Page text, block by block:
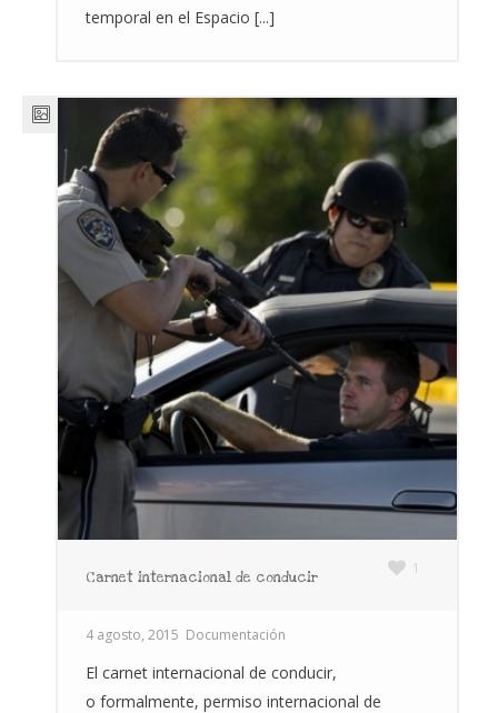
temporal en el Espacio [...]
Carnet internacional de conducir 1
4 agosto, 2015 Documentación
El carnet internacional de conducir,
o formalmente, permiso internacional de